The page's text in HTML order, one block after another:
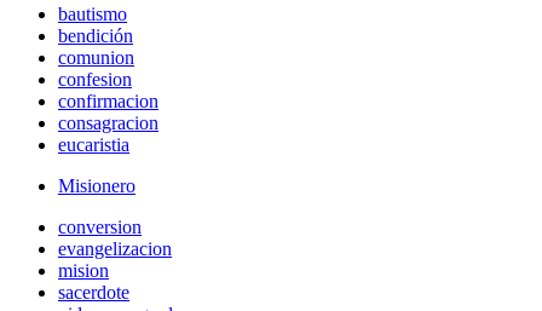
bautismo
bendición
comunion
confesion
confirmacion
consagracion
eucaristia
Misionero
conversion
evangelizacion
mision
sacerdote